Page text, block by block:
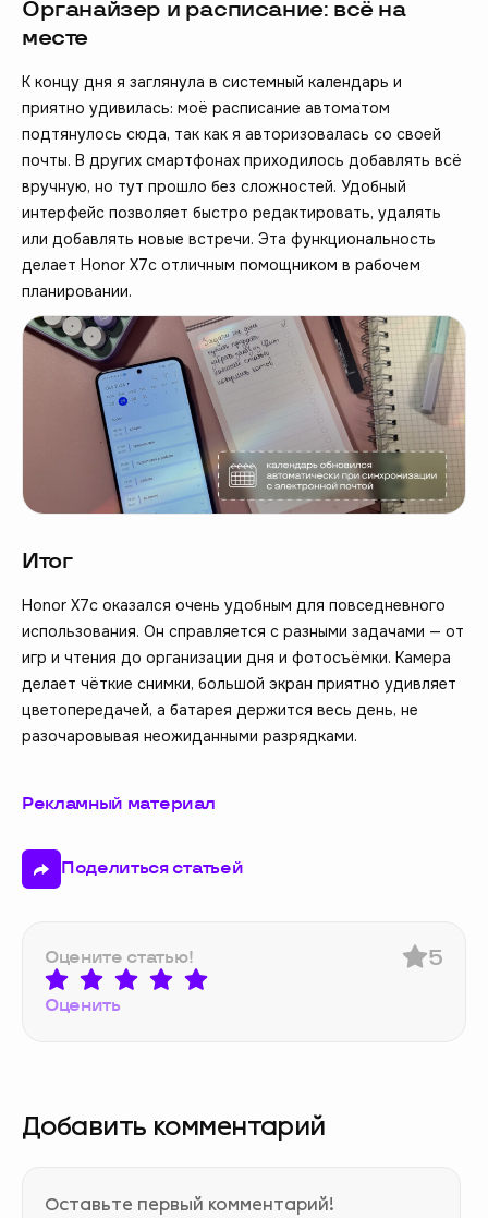
Органайзер и расписание: всё на
месте
К концу дня я заглянула в системный календарь и
приятно удивилась: моё расписание автоматом
подтянулось сюда, так как я авторизовалась со своей
почты. В других смартфонах приходилось добавлять всё
вручную, но тут прошло без сложностей. Удобный
интерфейс позволяет быстро редактировать, удалять
или добавлять новые встречи. Эта функциональность
делает Honor X7c отличным помощником в рабочем
планировании.
Итог
Honor X7c оказался очень удобным для повседневного
использования. Он справляется с разными задачами — от
игр и чтения до организации дня и фотосъёмки. Камера
делает чёткие снимки, большой экран приятно удивляет
цветопередачей, а батарея держится весь день, не
разочаровывая неожиданными разрядками.
Поделиться статьей
Рекламный материал
Оцените статью!
Оценить
5
Добавить комментарий